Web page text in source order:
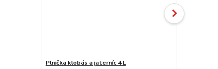
Plnička klobás a jaterníc 4 L